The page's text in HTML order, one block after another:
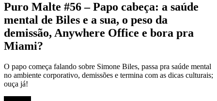
Puro Malte #56 – Papo cabeça: a saúde
mental de Biles e a sua, o peso da
demissão, Anywhere Office e bora pra
Miami?
O papo começa falando sobre Simone Biles, passa pra saúde mental
no ambiente corporativo, demissões e termina com as dicas culturais;
ouça já!